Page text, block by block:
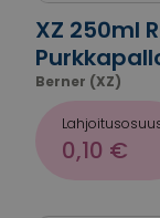
XZ 250ml
Berner (XZ)
0,10 €